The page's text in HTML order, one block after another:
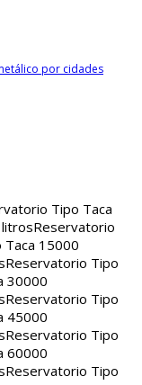
por cidades
Tipo Taca
Reservatorio
15000
Reservatorio Tipo
30000
Reservatorio Tipo
45000
Reservatorio Tipo
60000
Reservatorio Tipo